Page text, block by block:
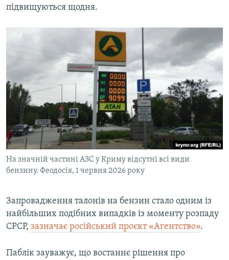
підвищуються щодня.
На значній частині АЗС у Криму відсутні всі види
бензину. Феодосія, 1 червня 2026 року
Запровадження талонів на бензин стало одним із
найбільших подібних випадків із моменту розпаду
СРСР, зазначає російський проєкт «Агентство».
Паблік зауважує, що востаннє рішення про